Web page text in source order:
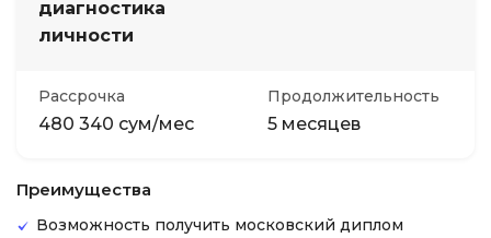
диагностика
личности
Рассрочка
480 340 сум/мес
Продолжительность
5 месяцев
Преимущества
Возможность получить московский диплом